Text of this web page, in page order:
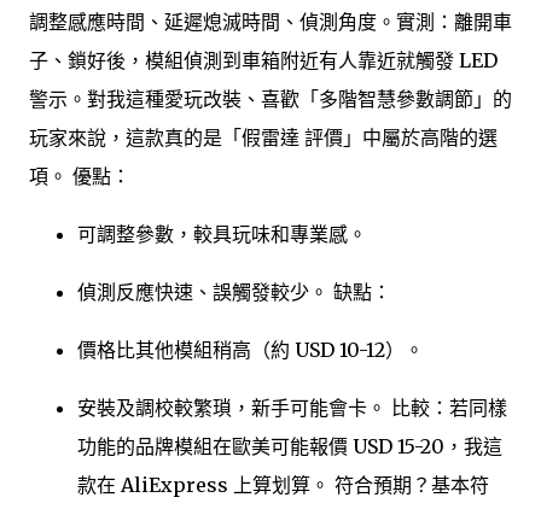
調整感應時間、延遲熄滅時間、偵測角度。實測：離開車
子、鎖好後，模組偵測到車箱附近有人靠近就觸發 LED
警示。對我這種愛玩改裝、喜歡「多階智慧參數調節」的
玩家來說，這款真的是「假雷達 評價」中屬於高階的選
項。 優點：
可調整參數，較具玩味和專業感。
偵測反應快速、誤觸發較少。 缺點：
價格比其他模組稍高（約 USD 10-12）。
安裝及調校較繁瑣，新手可能會卡。 比較：若同樣
功能的品牌模組在歐美可能報價 USD 15-20，我這
款在 AliExpress 上算划算。 符合預期？基本符